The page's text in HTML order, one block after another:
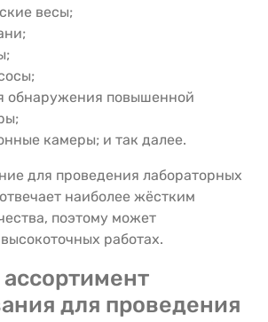
весы;
обнаружения повышенной
камеры; и так далее.
для проведения лабораторных
наиболее жёстким
поэтому может
работах.
для проведения